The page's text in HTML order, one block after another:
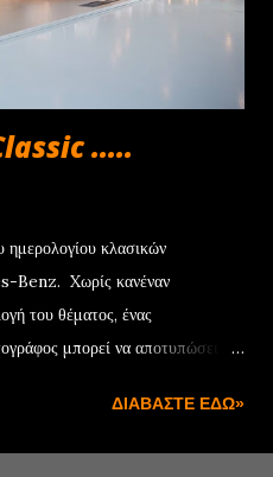
από την 4ετή εγγύηση
.....
ημερολογίου κλασικών
Benz. Xωρίς κανέναν
του θέματος, ένας
μπορεί να αποτυπώσει
μέσω της αντίστοιχης
ΔΙΑΒΆΣΤΕ ΕΔΏ»